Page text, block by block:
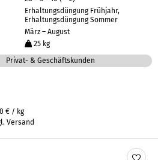
Erhaltungsdüngung Frühjahr,
Erhaltungsdüngung Sommer
März – August
25 kg
Privat- & Geschäftskunden
€ / kg
Versand